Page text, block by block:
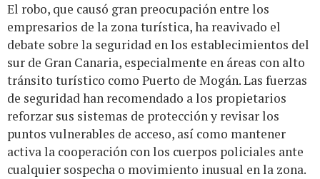
El robo, que causó gran preocupación entre los
empresarios de la zona turística, ha reavivado el
debate sobre la seguridad en los establecimientos del
sur de Gran Canaria, especialmente en áreas con alto
tránsito turístico como Puerto de Mogán. Las fuerzas
de seguridad han recomendado a los propietarios
reforzar sus sistemas de protección y revisar los
puntos vulnerables de acceso, así como mantener
activa la cooperación con los cuerpos policiales ante
cualquier sospecha o movimiento inusual en la zona.